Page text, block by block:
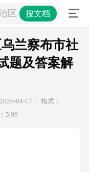
区乌兰察布市社区
搜文档
兰察布市社
题及答案解
04-17
格式：
5.99